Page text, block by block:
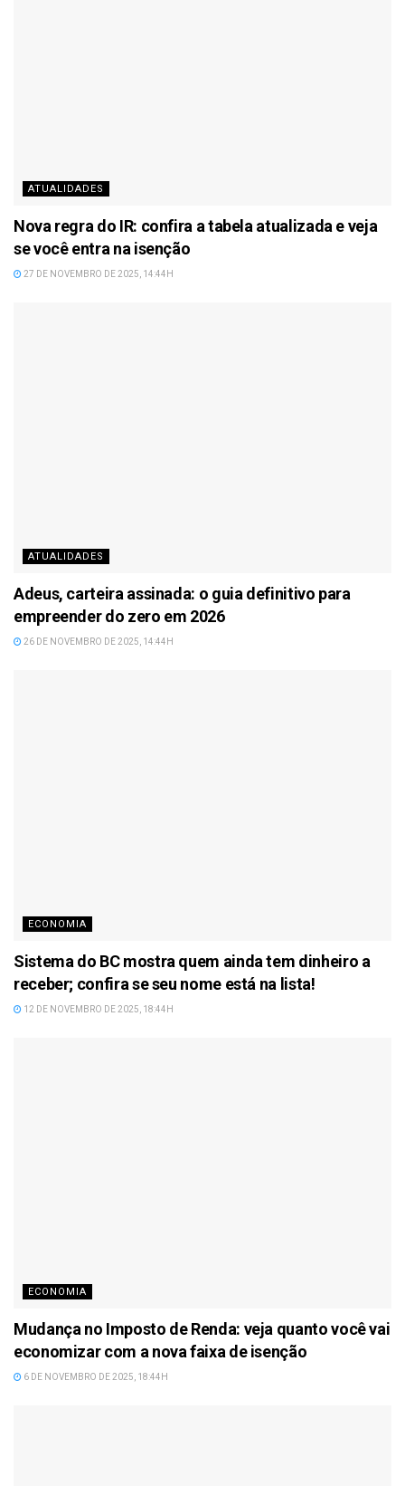
ATUALIDADES
Nova regra do IR: confira a tabela atualizada e veja
se você entra na isenção
27 DE NOVEMBRO DE 2025, 14:44H
ATUALIDADES
Adeus, carteira assinada: o guia definitivo para
empreender do zero em 2026
26 DE NOVEMBRO DE 2025, 14:44H
ECONOMIA
Sistema do BC mostra quem ainda tem dinheiro a
receber; confira se seu nome está na lista!
12 DE NOVEMBRO DE 2025, 18:44H
ECONOMIA
Mudança no Imposto de Renda: veja quanto você vai
economizar com a nova faixa de isenção
6 DE NOVEMBRO DE 2025, 18:44H